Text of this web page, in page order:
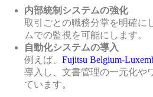
内部統制システムの強化
取引ごとの職務分掌を明確に
ムでの監視を可能にします。
自動化システムの導入
例えば、 Fujitsu Belgium-
導入し、文書管理の一元化や
ています。